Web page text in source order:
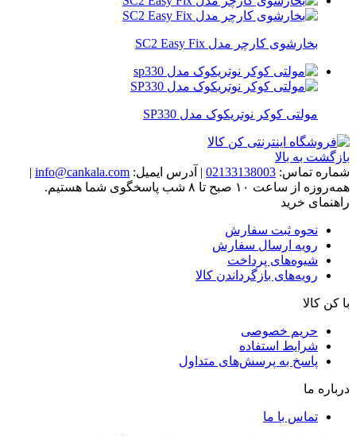
بخارشوی کارچر مدل SC2 Easy Fix
مولتی کوکر نوتریکوک مدل SP330
بازگشت به بالا
شماره تماس: 02133138003
| آدرس ایمیل: info@cankala.com
|
همه‌روزه از ساعت ۱۰ صبح تا ۸ شب پاسخگوی شما هستیم.
راهنمای خرید
نحوه ثبت سفارش
رویه ارسال سفارش
شیوه‌های پرداخت
رویه‌های بازگرداندن کالا
با کن کالا
حریم خصوصی
شرایط استفاده
پاسخ به پرسش‌های متداول
درباره ما
تماس با ما